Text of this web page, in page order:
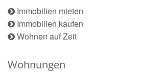
Immobilien mieten
Immobilien kaufen
Wohnen auf Zeit
Wohnungen